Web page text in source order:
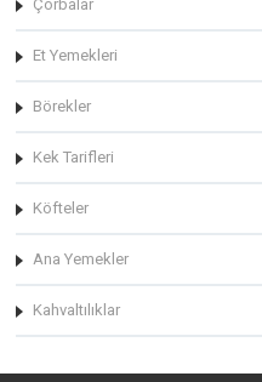
Çorbalar
Et Yemekleri
Börekler
Kek Tarifleri
Köfteler
Ana Yemekler
Kahvaltılıklar